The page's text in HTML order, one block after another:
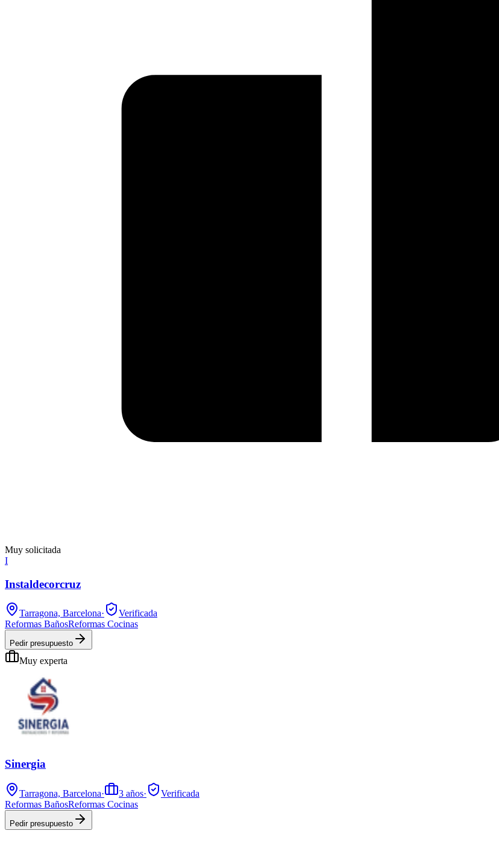
Muy solicitada
I
Instaldecorcruz
Tarragona, Barcelona·
Verificada
Reformas BañosReformas Cocinas
Pedir presupuesto
Muy experta
Sinergia
Tarragona, Barcelona· 3 años·
Verificada
Reformas BañosReformas Cocinas
Pedir presupuesto